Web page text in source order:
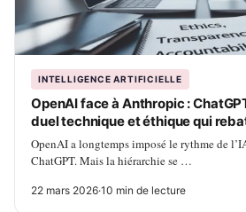
INTELLIGENCE ARTIFICIELLE
OpenAI face à Anthropic :
duel technique et éthique qui
OpenAI a longtemps imposé le rythme de
ChatGPT. Mais la hiérarchie se …
22 mars 2026·10 min de lecture